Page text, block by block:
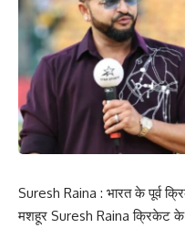
Suresh Raina : भारत के पूर्व
मशहूर Suresh Raina क्रिकेट के